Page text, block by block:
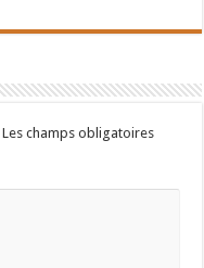
Les champs obligatoires